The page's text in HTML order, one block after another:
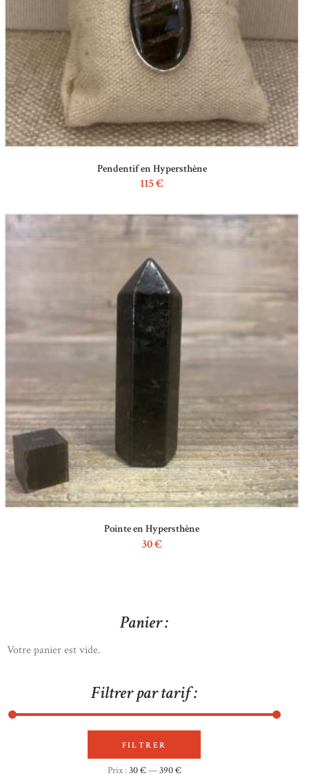
Pendentif en Hypersthène
115€
Pointe en Hypersthène
30€
Panier :
Votre panier est vide.
Filtrer par tarif :
Prix
Prix
FILTRER
Prix :30 €—390 €